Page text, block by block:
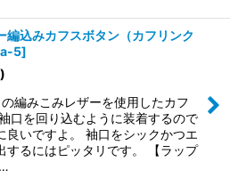
編込みカフスボタン（カフリンク
5]
編みこみレザーを使用したカフ
口を回り込むように装着するので
良いですよ。 袖口をシックかつエ
するにはピッタリです。 【ラップ